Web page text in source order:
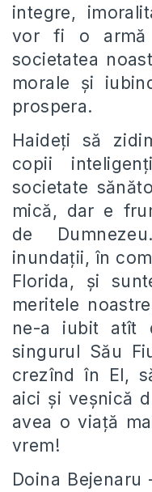
integre,
vor fi o armă
societatea
morale și
prospera.
Haideți să
copii
societate
mică, dar e
de
inundații, în
Florida, și
meritele
ne-a iubit atît
singurul Său
crezînd în El,
aici și veșnică
avea o viață
vrem!
Doina